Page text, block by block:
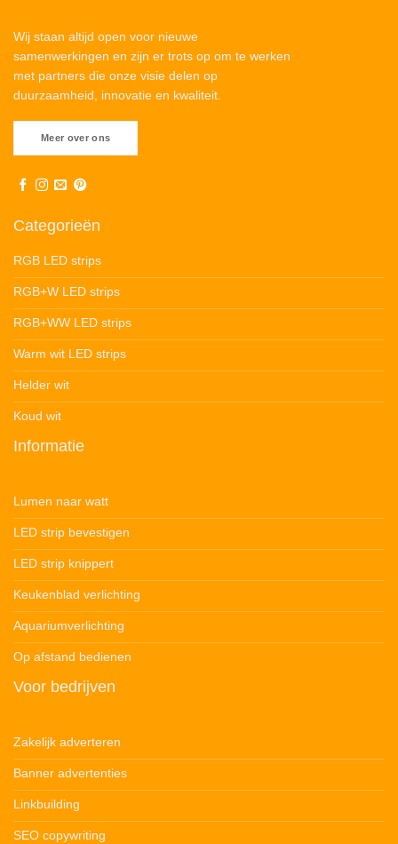
Wij staan altijd open voor nieuwe
samenwerkingen en zijn er trots op om te werken
met partners die onze visie delen op
duurzaamheid, innovatie en kwaliteit.
Meer over ons
Categorieën
RGB LED strips
RGB+W LED strips
RGB+WW LED strips
Warm wit LED strips
Helder wit
Koud wit
Informatie
Lumen naar watt
LED strip bevestigen
LED strip knippert
Keukenblad verlichting
Aquariumverlichting
Op afstand bedienen
Voor bedrijven
Zakelijk adverteren
Banner advertenties
Linkbuilding
SEO copywriting